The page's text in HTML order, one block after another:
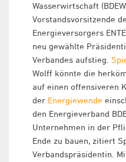
Wasserwirtschaft
Vorstandsvorsitzende
Energieversorgers
neu gewählte
Verbandes aufstieg.
Wolff könnte die
auf einen offensiveren
der Energiewende
den Energieverband
Unternehmen in der
Ende zu bauen, zitiert
Verbandspräsidentin.